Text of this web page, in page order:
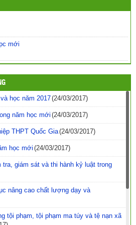
mới
học năm 2017(24/03/2017)
năm học mới (24/03/2017)
THPT Quốc Gia(24/03/2017)
học mới (24/03/2017)
tra, giám sát và thi hành kỷ luật trong
nâng cao chất lượng dạy và
tội phạm, tội phạm ma túy và tệ nạn xã